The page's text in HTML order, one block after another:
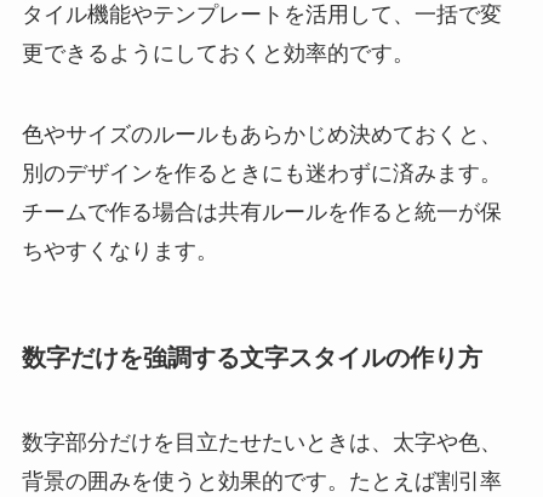
タイル機能やテンプレートを活用して、一括で変
更できるようにしておくと効率的です。
色やサイズのルールもあらかじめ決めておくと、
別のデザインを作るときにも迷わずに済みます。
チームで作る場合は共有ルールを作ると統一が保
ちやすくなります。
数字だけを強調する文字スタイルの作り方
数字部分だけを目立たせたいときは、太字や色、
背景の囲みを使うと効果的です。たとえば割引率